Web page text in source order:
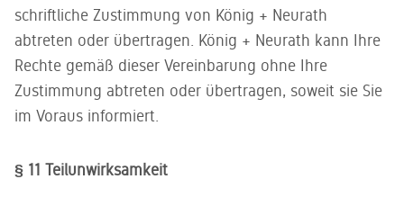
schriftliche Zustimmung von König + Neurath
abtreten oder übertragen. König + Neurath kann Ihre
Rechte gemäß dieser Vereinbarung ohne Ihre
Zustimmung abtreten oder übertragen, soweit sie Sie
im Voraus informiert.
§ 11 Teilunwirksamkeit